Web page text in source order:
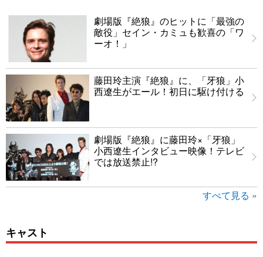
劇場版『絶狼』のヒットに「最強の
敵役」セイン・カミュも歓喜の「ワ
ーオ！」
藤田玲主演『絶狼』に、「牙狼」小
西遼生がエール！初日に駆け付ける
劇場版『絶狼』に藤田玲×「牙狼」
小西遼生インタビュー映像！テレビ
では放送禁止!?
すべて見る »
キャスト